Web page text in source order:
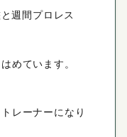
週間プロレス
めています。
レーナーになり